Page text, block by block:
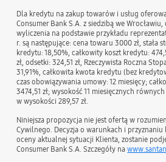
Dla kredytu na zakup towarów i usług
Consumer Bank S.A. z siedzibą we
wyliczenia na podstawie przykładu
r. są następujące: cena towaru 3000 zł, stała
kredytu: 18,50%, całkowity koszt kredytu:
zł, odsetki: 324,51 zł, Rzeczywista Roczna
31,91%, całkowita kwota kredytu (bez
czas obowiązywania umowy: 12 miesięcy;
3474,51 zł; wysokość 11 miesięcznych
w wysokości 289,57 zł.
Niniejsza propozycja nie jest ofertą w
Cywilnego. Decyzja o warunkach i
oceny aktualnej sytuacji Klienta, zostanie
Consumer Bank S.A. Szczegóły na